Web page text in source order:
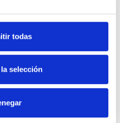
todas
selección
LEGRAND 25503 idrobox-caja
ip55 3 modulos gris
Ver